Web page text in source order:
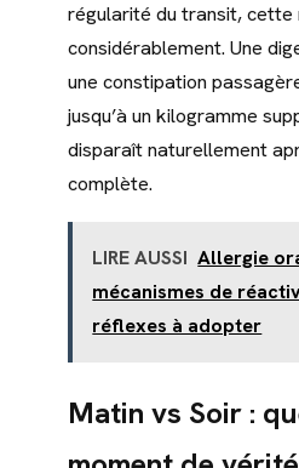
régularité du transit, cette
considérablement. Une
une constipation
jusqu’à un kilogramme
disparaît naturellement
complète.
LIRE AUSSI Allergie
mécanismes de
réflexes à adopter
Matin vs Soir :